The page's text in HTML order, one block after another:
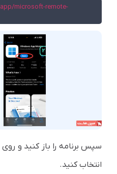
microsoft-remote-
انتخاب کنید.